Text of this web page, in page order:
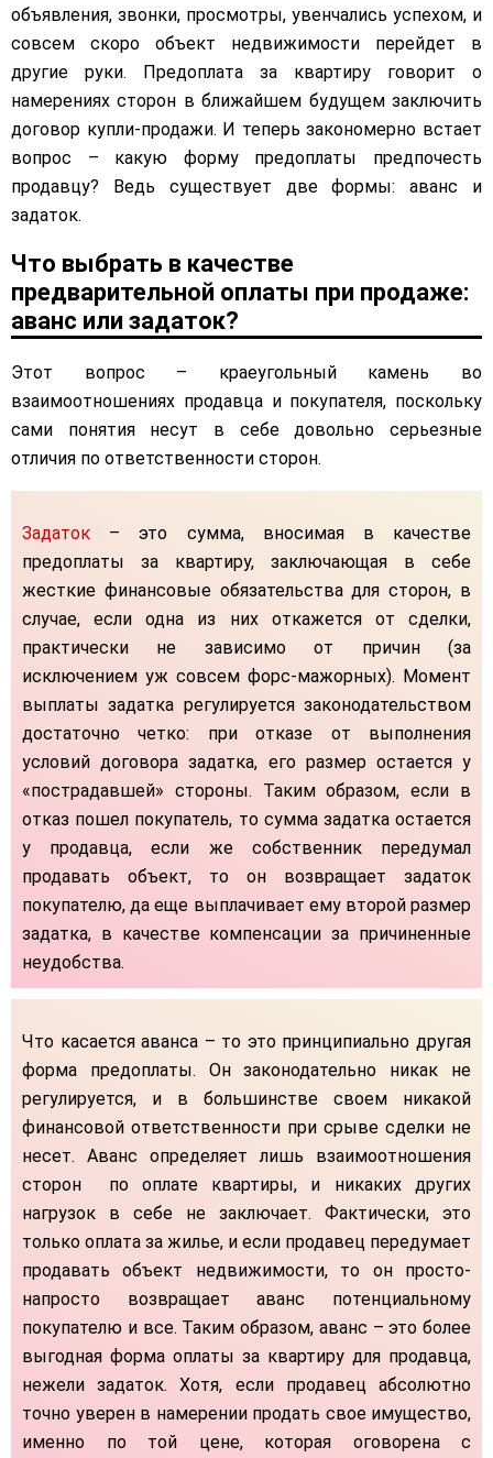
объявления, звонки, просмотры, увенчались успехом, и
совсем скоро объект недвижимости перейдет в
другие руки. Предоплата за квартиру говорит о
намерениях сторон в ближайшем будущем заключить
договор купли-продажи. И теперь закономерно встает
вопрос – какую форму предоплаты предпочесть
продавцу? Ведь существует две формы: аванс и
задаток.
Что выбрать в качестве
предварительной оплаты при продаже:
аванс или задаток?
Этот вопрос – краеугольный камень во
взаимоотношениях продавца и покупателя, поскольку
сами понятия несут в себе довольно серьезные
отличия по ответственности сторон.
Задаток – это сумма, вносимая в качестве
предоплаты за квартиру, заключающая в себе
жесткие финансовые обязательства для сторон, в
случае, если одна из них откажется от сделки,
практически не зависимо от причин (за
исключением уж совсем форс-мажорных). Момент
выплаты задатка регулируется законодательством
достаточно четко: при отказе от выполнения
условий договора задатка, его размер остается у
«пострадавшей» стороны. Таким образом, если в
отказ пошел покупатель, то сумма задатка остается
у продавца, если же собственник передумал
продавать объект, то он возвращает задаток
покупателю, да еще выплачивает ему второй размер
задатка, в качестве компенсации за причиненные
неудобства.
Что касается аванса – то это принципиально другая
форма предоплаты. Он законодательно никак не
регулируется, и в большинстве своем никакой
финансовой ответственности при срыве сделки не
несет. Аванс определяет лишь взаимоотношения
сторон по оплате квартиры, и никаких других
нагрузок в себе не заключает. Фактически, это
только оплата за жилье, и если продавец передумает
продавать объект недвижимости, то он просто-
напросто возвращает аванс потенциальному
покупателю и все. Таким образом, аванс – это более
выгодная форма оплаты за квартиру для продавца,
нежели задаток. Хотя, если продавец абсолютно
точно уверен в намерении продать свое имущество,
именно по той цене, которая оговорена с